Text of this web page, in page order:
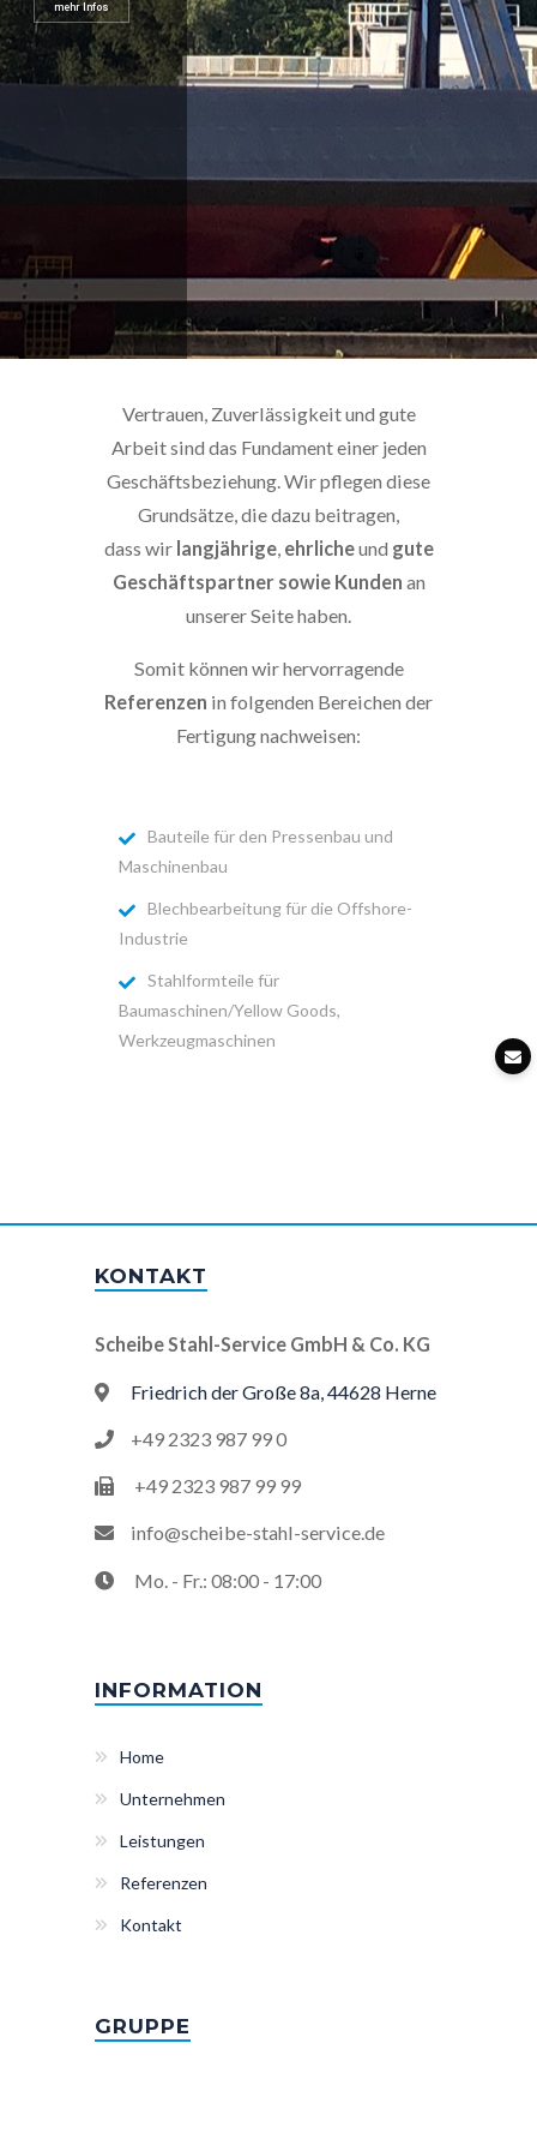
Vertrauen, Zuverlässigkeit und gute
Arbeit sind das Fundament einer jeden
Geschäftsbeziehung. Wir pflegen diese
Grundsätze, die dazu beitragen,
dass wir langjährige, ehrlicheund gute
Geschäftspartner sowie Kunden an
unserer Seite haben.
Somit können wir hervorragende
Referenzen in folgenden Bereichen der
Fertigung nachweisen:
Bauteile für den Pressenbau und
Maschinenbau
Blechbearbeitung für die Offshore-
Industrie
Stahlformteile für
Baumaschinen/Yellow Goods,
Werkzeugmaschinen
KONTAKT
Scheibe Stahl-Service GmbH & Co. KG
Friedrich der Große 8a, 44628 Herne
+49 2323 987 99 0
+49 2323 987 99 99
info@scheibe-stahl-service.de
Mo. - Fr.: 08:00 - 17:00
INFORMATION
Home
Unternehmen
Leistungen
Referenzen
Kontakt
GRUPPE